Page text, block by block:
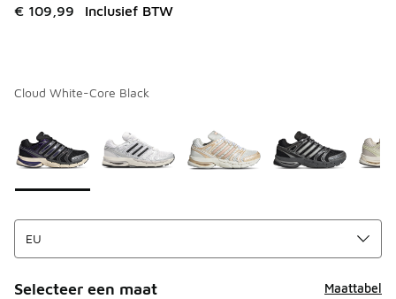
€ 109,99 Inclusief BTW
Cloud White-Core Black
Selecteer een maat Maattabel